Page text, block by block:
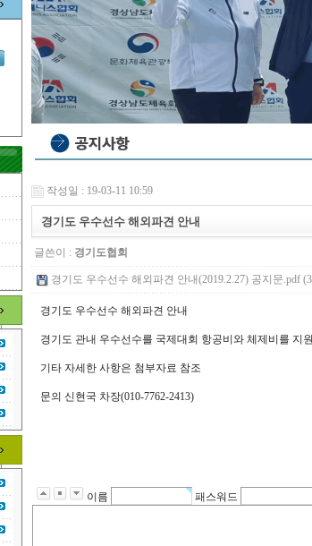
작성일 : 19-03-11 10:59
경기도 우수선수 해외파견 안내
글쓴이 : 경기도협회
경기도 우수선수 해외파견 안내(2019.2.27) 공지문.pdf
경기도 우수선수 해외파견 안내
경기도 관내 우수선수를 국제대회 항공비와 체제비를 지
기타 자세한 사항은 첨부자료 참조
문의 신현국 차장(010-7762-2413)
이름 패스워드